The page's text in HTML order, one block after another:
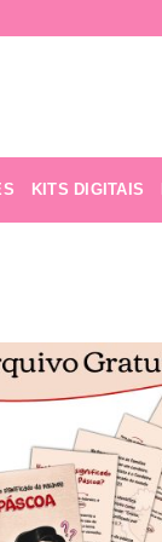
KITS DIGITAIS